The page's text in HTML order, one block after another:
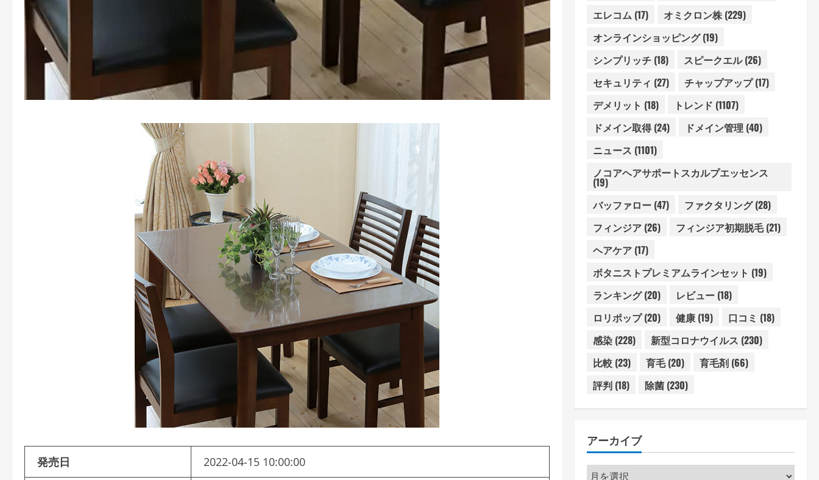
発売日 2022-04-15 10:00:00
エレコム(17) オミクロン株(229)
オンラインショッピング(19)
シンプリッチ(18) スピークエル(26)
セキュリティ (27) チャップアップ(17)
デメリット (18) トレンド (1107)
ドメイン取得(24) ドメイン管理 (40)
ニュース (1101)
ノコアヘアサポートスカルプエッセンス
(19)
バッファロー(47) ファクタリング(28)
フィンジア(26) フィンジア初期脱毛(21)
ヘアケア(17)
ボタニストプレミアムラインセット (19)
ランキング(20) レビュー(18)
ロリポップ(20) 健康(19) 口コミ (18)
感染(228) 新型コロナウイルス (230)
比較(23) 育毛(20) 育毛剤(66)
評判(18) 除菌(230)
アーカイブ
ア